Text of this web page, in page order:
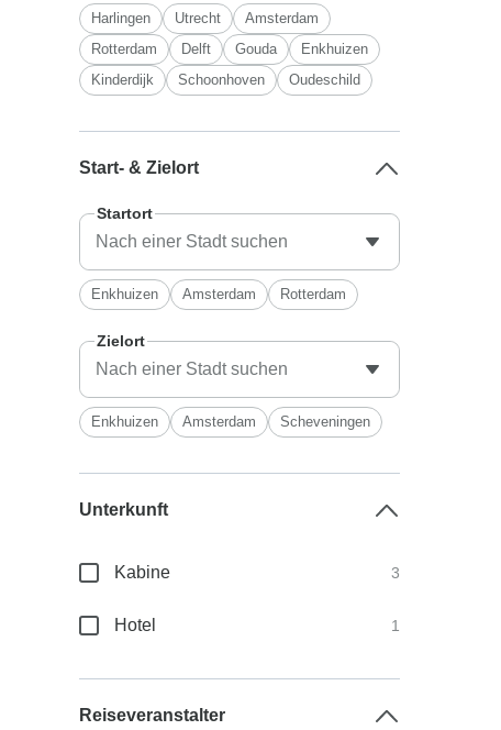
Harlingen Utrecht
Amsterdam
Rotterdam
Delft Gouda
Enkhuizen
Kinderdijk
Schoonhoven Oudeschild
Start- & Zielort
Startort
Enkhuizen Amsterdam Rotterdam
Zielort
Enkhuizen Amsterdam Scheveningen
Unterkunft
Kabine 3
Hotel 1
Reiseveranstalter